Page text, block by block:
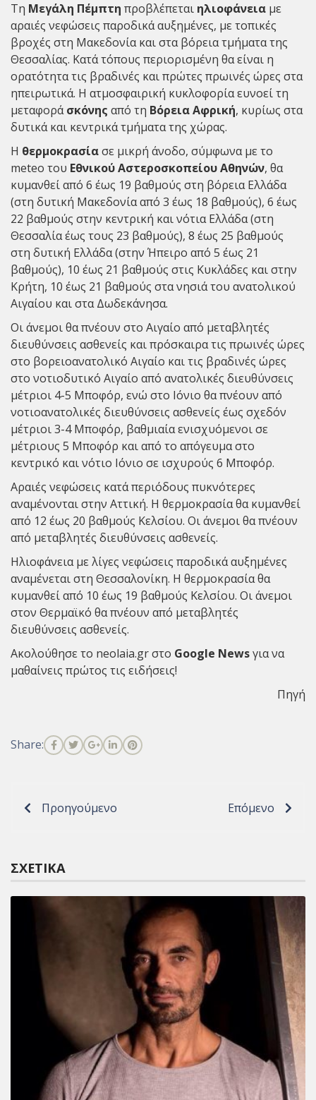
Τη Μεγάλη Πέμπτη προβλέπεται ηλιοφάνεια με
αραιές νεφώσεις παροδικά αυξημένες, με τοπικές
βροχές στη Μακεδονία και στα βόρεια τμήματα της
Θεσσαλίας. Κατά τόπους περιορισμένη θα είναι η
ορατότητα τις βραδινές και πρώτες πρωινές ώρες στα
ηπειρωτικά. Η ατμοσφαιρική κυκλοφορία ευνοεί τη
μεταφοράσκόνης από τη Βόρεια Αφρική, κυρίως στα
δυτικά και κεντρικά τμήματα της χώρας.
Η θερμοκρασίασε μικρή άνοδο, σύμφωνα με το
meteo του Εθνικού Αστεροσκοπείου Αθηνών, θα
κυμανθεί από 6 έως 19 βαθμούς στη βόρεια Ελλάδα
(στη δυτική Μακεδονία από 3 έως 18 βαθμούς), 6 έως
22 βαθμούς στην κεντρική και νότια Ελλάδα (στη
Θεσσαλία έως τους 23 βαθμούς), 8 έως 25 βαθμούς
στη δυτική Ελλάδα (στην Ήπειρο από 5 έως 21
βαθμούς), 10 έως 21 βαθμούς στις Κυκλάδες και στην
Κρήτη, 10 έως 21 βαθμούς στα νησιά του ανατολικού
Αιγαίου και στα Δωδεκάνησα.
Οι άνεμοι θα πνέουν στο Αιγαίο από μεταβλητές
διευθύνσεις ασθενείς και πρόσκαιρα τις πρωινές ώρες
στο βορειοανατολικό Αιγαίο και τις βραδινές ώρες
στο νοτιοδυτικό Αιγαίο από ανατολικές διευθύνσεις
μέτριοι 4-5 Μποφόρ, ενώ στο Ιόνιο θα πνέουν από
νοτιοανατολικές διευθύνσεις ασθενείς έως σχεδόν
μέτριοι 3-4 Μποφόρ, βαθμιαία ενισχυόμενοι σε
μέτριους 5 Μποφόρ και από το απόγευμα στο
κεντρικό και νότιο Ιόνιο σε ισχυρούς 6 Μποφόρ.
Αραιές νεφώσεις κατά περιόδους πυκνότερες
αναμένονται στην Αττική. Η θερμοκρασία θα κυμανθεί
από 12 έως 20 βαθμούς Κελσίου. Οι άνεμοι θα πνέουν
από μεταβλητές διευθύνσεις ασθενείς.
Ηλιοφάνεια με λίγες νεφώσεις παροδικά αυξημένες
αναμένεται στη Θεσσαλονίκη. Η θερμοκρασία θα
κυμανθεί από 10 έως 19 βαθμούς Κελσίου. Οι άνεμοι
στον Θερμαϊκό θα πνέουν από μεταβλητές
διευθύνσεις ασθενείς.
Ακολούθησε το neolaia.gr στο Google Newsγια να
μαθαίνεις πρώτος τις ειδήσεις!
Πηγή
Share:
Προηγούμενο Επόμενο
ΣΧΕΤΙΚΆ